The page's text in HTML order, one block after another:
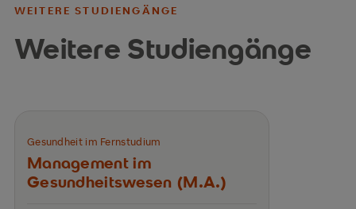
WEITERE STUDIENGÄNGE
Weitere Studiengänge
Gesundheit im Fernstudium
Management im
Gesundheitswesen (M.A.)